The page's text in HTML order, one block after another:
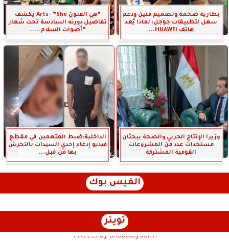
بطارية ضخمة وتصميم متين ودعم
سهل لتطبيقات جوجل: لماذا يُعد
هاتف HUAWEI...
”هي الفنون Arts- ”She يكشف
تفاصيل دورته السادسة تحت شعار
”أصوات السلام.....
وزيرا الإنتاج الحربي والصحة يبحثان
مستجدات عدد من المشروعات
القومية المشتركة
الداخلية:ضبط المتهمين في مقطع
فيديو إدعاء إحدي السيدات بالتحرش
بها من قبل...
الفيس بوك
تويتر
Tweets by anbaaalyoum1